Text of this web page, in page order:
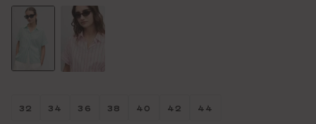
Größe wählen
32 Größe wählen
34 Größe wählen
36 Größe wählen
38 Größe wählen
40 Größe wählen
42 Größe wählen
44